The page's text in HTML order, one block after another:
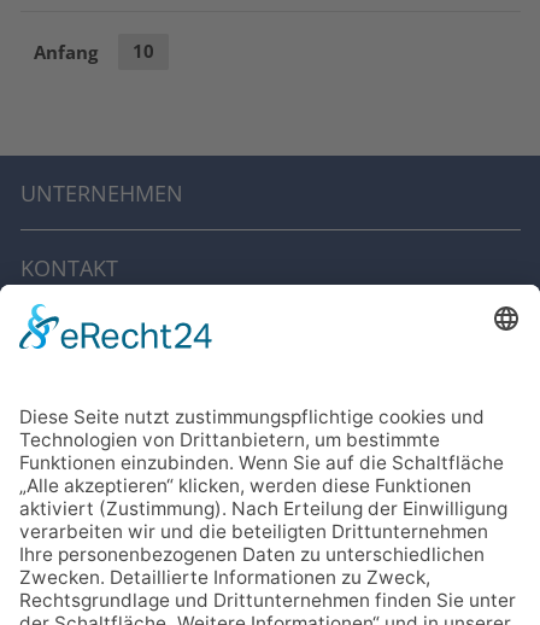
Anfang 10
UNTERNEHMEN
KONTAKT
IMPRESSUM
DATENSCHUTZ
CODE OF CONDUCT
Cookie-Einstellungen
SOCIAL MEDIA